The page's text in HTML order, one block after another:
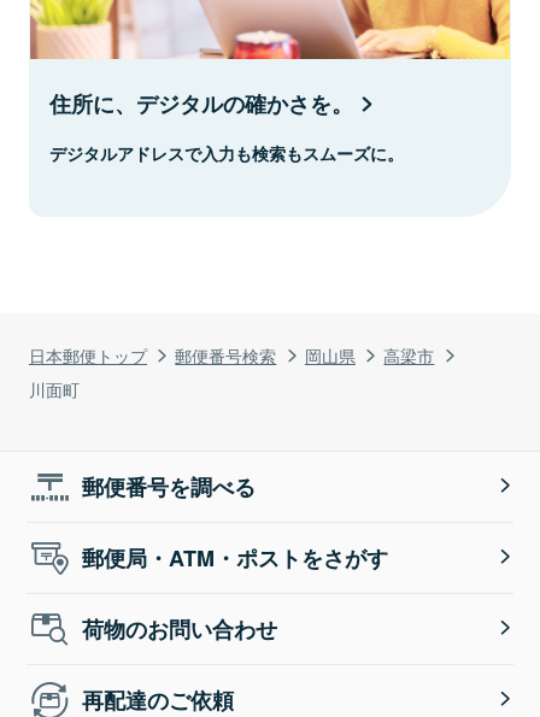
日本郵便トップ 郵便番号検索 岡山県
高梁市
川面町
住所に、デジタルの確かさを。
デジタルアドレスで入力も検索もスムーズに。
郵便番号を調べる
郵便局・ATM・ポストをさがす
荷物のお問い合わせ
再配達のご依頼